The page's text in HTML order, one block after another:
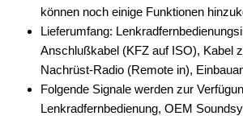
können noch einige Funktionen
Lieferumfang:
Anschlußkabel (KFZ auf ISO), Kabel
Nachrüst-Radio (Remote in),
Folgende Signale werden zur
Lenkradfernbedienung, OEM